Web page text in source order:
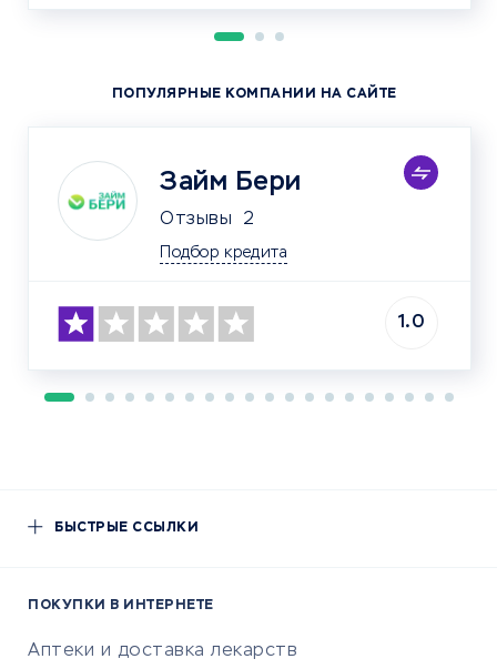
ПОПУЛЯРНЫЕ КОМПАНИИ НА САЙТЕ
Займ Бери
Отзывы 2
Подбор кредита
1.0
БЫСТРЫЕ ССЫЛКИ
ПОКУПКИ В ИНТЕРНЕТЕ
Аптеки и доставка лекарств